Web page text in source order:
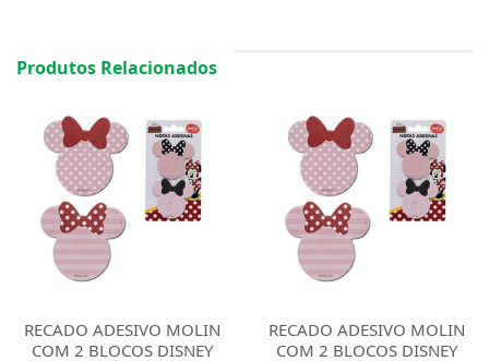
Produtos Relacionados
RECADO ADESIVO MOLIN
COM 2 BLOCOS DISNEY
RECADO ADESIVO MOLIN
COM 2 BLOCOS DISNEY